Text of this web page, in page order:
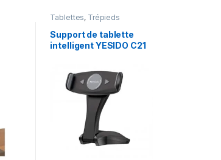
Tablettes, Trépieds
Support de tablette
intelligent YESIDO C21